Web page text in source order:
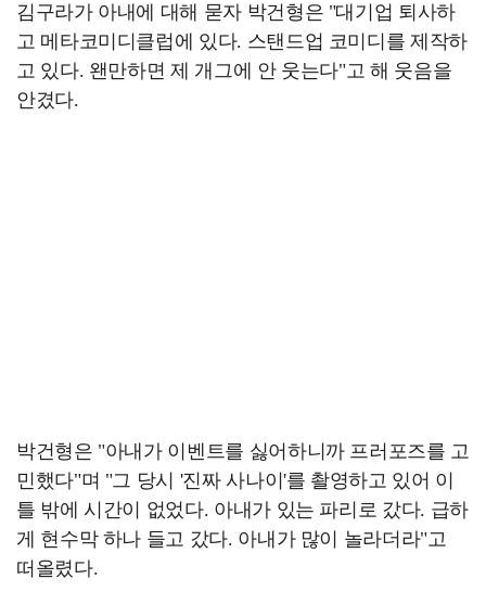
김구라가 아내에 대해 묻자 박건형은 "대기업 퇴사하
고 메타코미디클럽에 있다. 스탠드업 코미디를 제작하
고 있다. 왠만하면 제 개그에 안 웃는다"고 해 웃음을
안겼다.
박건형은 "아내가 이벤트를 싫어하니까 프러포즈를 고
민했다"며 "그 당시 '진짜 사나이'를 촬영하고 있어 이
틀 밖에 시간이 없었다. 아내가 있는 파리로 갔다. 급하
게 현수막 하나 들고 갔다. 아내가 많이 놀라더라"고
떠올렸다.